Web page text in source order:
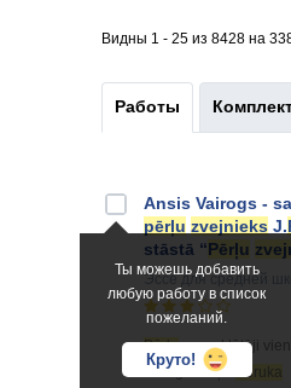
Видны 1 - 25 из 8428 на
Работы
Ты можешь добавить
любую работу в список
пожеланий.
Круто!
Ansis Vairogs -
pērļu zvejnieks J.
stāstā “Pērļu
Эсседля средней
Pērļu
meklētāji
mūžīgu. Jāņa
Poruka